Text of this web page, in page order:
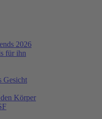
2026
für ihn
Gesicht
Körper